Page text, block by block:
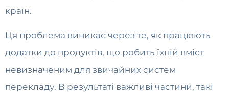
країн.
Ця проблема виникає через те, як працюють
додатки до продуктів, що робить їхній вміст
невизначеним для звичайних систем
перекладу. В результаті важливі частини, такі